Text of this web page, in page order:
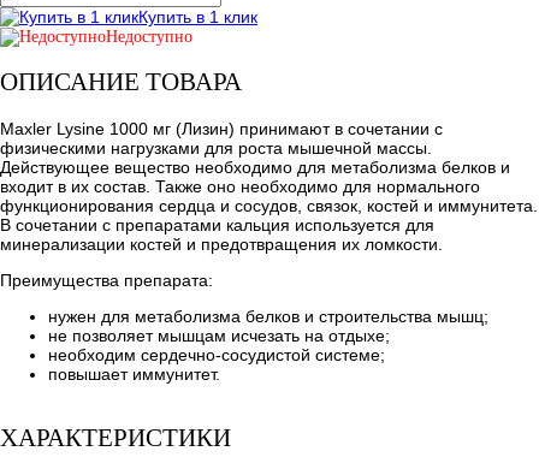
Купить в 1 клик
Недоступно
ОПИСАНИЕ ТОВАРА
Maxler Lysine 1000 мг (Лизин) принимают в сочетании с
физическими нагрузками для роста мышечной массы.
Действующее вещество необходимо для метаболизма белков и
входит в их состав. Также оно необходимо для нормального
функционирования сердца и сосудов, связок, костей и иммунитета.
В сочетании с препаратами кальция используется для
минерализации костей и предотвращения их ломкости.
Преимущества препарата:
нужен для метаболизма белков и строительства мышц;
не позволяет мышцам исчезать на отдыхе;
необходим сердечно-сосудистой системе;
повышает иммунитет.
ХАРАКТЕРИСТИКИ